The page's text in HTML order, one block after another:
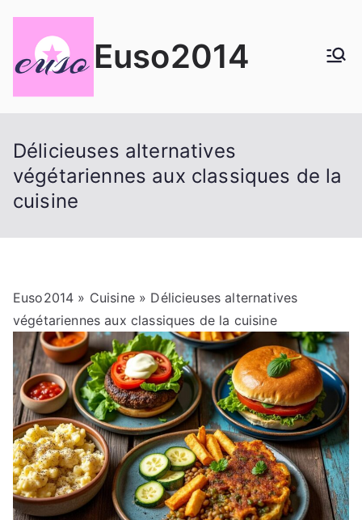
contenu
Euso2014
Délicieuses alternatives
végétariennes aux classiques de la
cuisine
Euso2014 » Cuisine» Délicieuses alternatives
végétariennes aux classiques de la cuisine